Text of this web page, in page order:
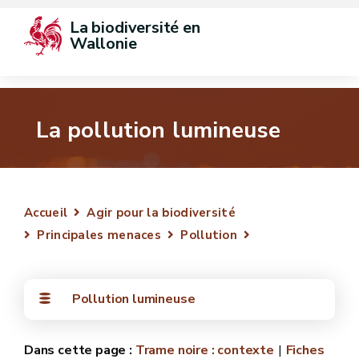
La biodiversité en
Wallonie
La pollution lumineuse
Accueil
Agir pour la biodiversité
Principales menaces
Pollution
Pollution lumineuse
Trame noire : contexte
Fiches